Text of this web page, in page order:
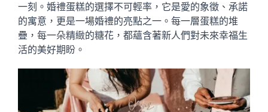
中文
一刻。婚禮蛋糕的選擇不可輕率，它是愛的象徵、承諾
的寓意，更是一場婚禮的亮點之一。每一層蛋糕的堆
疊，每一朵精緻的糖花，都蘊含著新人們對未來幸福生
活的美好期盼。